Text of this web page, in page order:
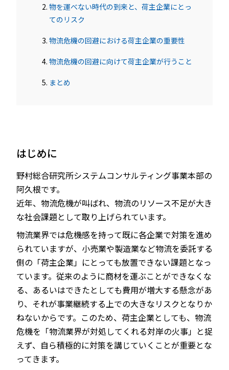
物を運べない時代の到来と、荷主企業にとっ
てのリスク
物流危機の回避における荷主企業の重要性
物流危機の回避に向けて荷主企業が行うこと
まとめ
はじめに
野村総合研究所システムコンサルティング事業本部の
阿久根です。
近年、物流危機が叫ばれ、物流のリソース不足が大き
な社会課題として取り上げられています。
物流業界では危機感を持って既に各企業で対策を進め
られていますが、小売業や製造業など物流を委託する
側の「荷主企業」にとっても放置できない課題となっ
ています。従来のように商材を運ぶことができなくな
る、あるいはできたとしても費用が増大する懸念があ
り、それが事業継続する上での大きなリスクとなりか
ねないからです。このため、荷主企業としても、物流
危機を「物流業界が対処してくれる対岸の火事」と捉
えず、自ら積極的に対策を講じていくことが重要とな
ってきます。